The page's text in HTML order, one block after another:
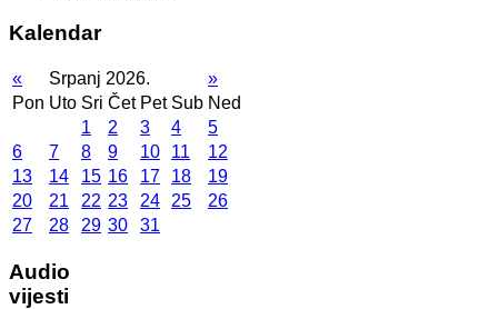
Kalendar
« Srpanj 2026.
»
Pon Uto Sri Čet Pet Sub Ned
1
2 3 4
5
6
7 8 9 10 11
12
13
14 15 16 17 18
19
20
21 22 23 24 25
26
27
28 29 30 31
Audio
vijesti